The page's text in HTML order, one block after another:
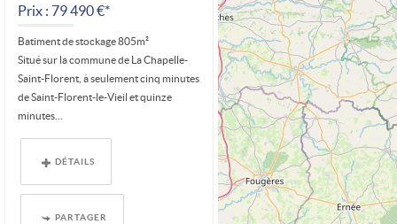
Prix : 79 490 €*
Batiment de stockage 805m²
Situé sur la commune de La Chapelle-
Saint-Florent, à seulement cinq minutes
de Saint-Florent-le-Vieil et quinze
minutes...
DÉTAILS
PARTAGER